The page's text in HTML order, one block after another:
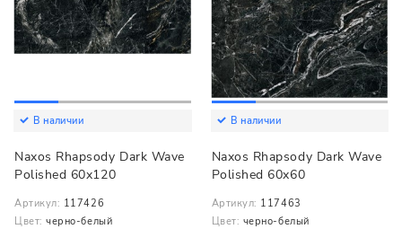
В наличии
Naxos Rhapsody Dark Wave
Polished 60x120
Артикул: 117426
Цвет: черно-белый
В наличии
Naxos Rhapsody Dark Wave
Polished 60x60
Артикул: 117463
Цвет: черно-белый